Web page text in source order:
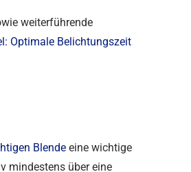
weiterführende
Optimale Belichtungszeit
Blende eine wichtige
mindestens über eine